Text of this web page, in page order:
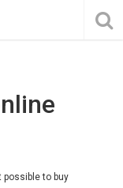
possible to buy